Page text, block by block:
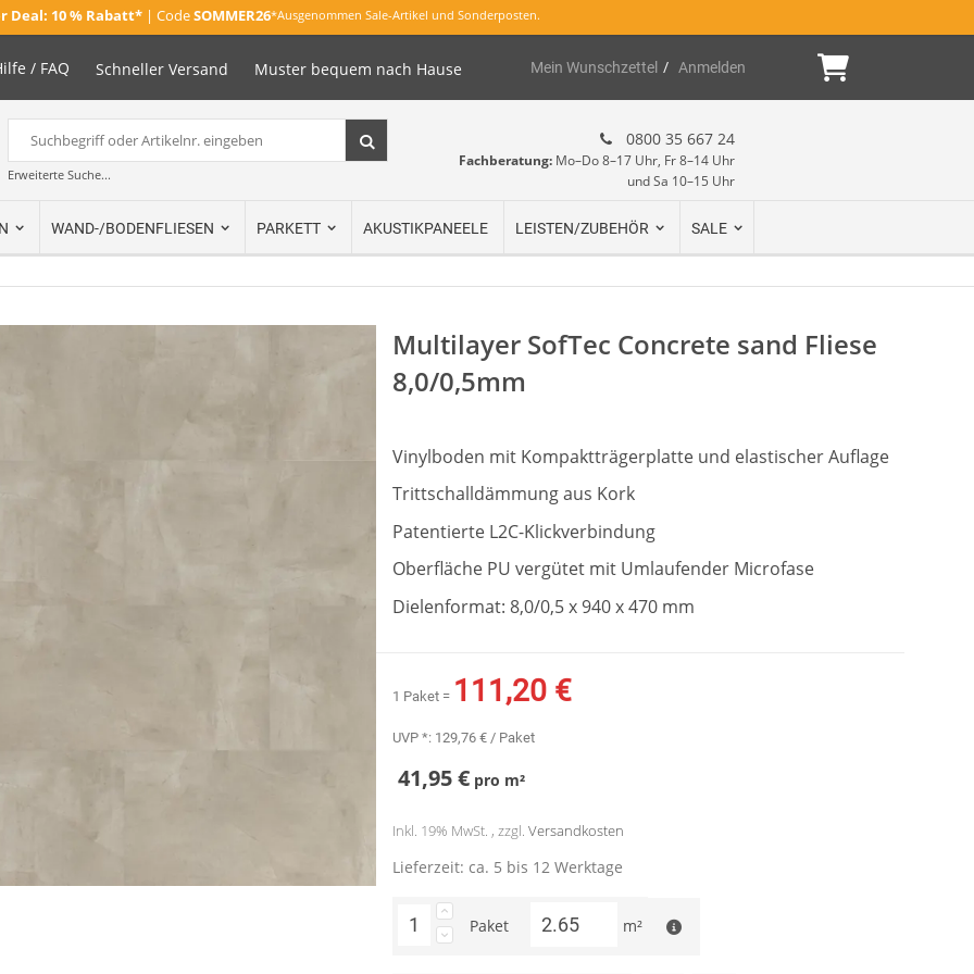
Deal: 10 % Rabatt*| CodeSOMMER26*Ausgenommen Sale-Artikel und Sonderposten.
/ FAQ Schneller Versand Muster bequem nach Hause Mein
Mein Wunschzettel Anmelden
Suche
Suche
Erweiterte Suche...
0800 35 667 24
Fachberatung: Mo–Do 8–17 Uhr, Fr 8–14 Uhr
und Sa 10–15 Uhr
WAND-/BODENFLIESEN PARKETT AKUSTIKPANEELE LEISTEN/ZUBEHÖR SALE
Multilayer SofTec Concrete sand Fliese
8,0/0,5mm
Vinylboden mit Kompaktträgerplatte und elastischer Auflage
Trittschalldämmung aus Kork
Patentierte L2C-Klickverbindung
Oberfläche PU vergütet mit Umlaufender Microfase
Dielenformat: 8,0/0,5 x 940 x 470 mm
1 Paket = 111,20 €
UVP *: 129,76 €/ Paket
41,95 €pro m²
Inkl. 19% MwSt. , zzgl. Versandkosten
Lieferzeit: ca. 5 bis 12 Werktage
Paket m²